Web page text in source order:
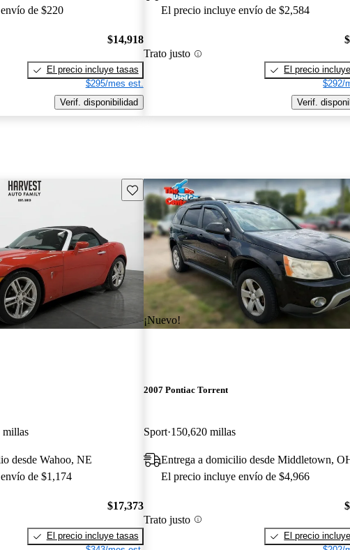
de $220
$14,918
El precio incluye tasas
$295/mes est.
Verif. disponibilidad
El precio incluye envío de $2,584
Trato justo
El precio
$292/
Verif.
Guarda este Aviso
millas
desde Wahoo, NE
de $1,174
$17,373
El precio incluye tasas
¡Nuevo!
2007 Pontiac Torrent
Sport 150,620 millas
Entrega a domicilio desde Middletown,
El precio incluye envío de $4,966
Trato justo
El precio